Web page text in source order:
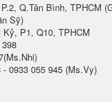
Q.Tân Bình, TPHCM
Sỹ)
Kỷ, P1, Q10, TPHCM
- 0933 055 945 (Ms.Vy)